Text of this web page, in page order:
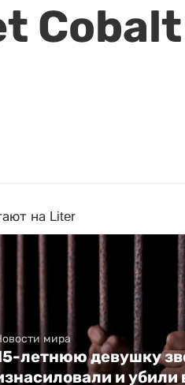
на Liter
мира
летнюю девушку
и убили